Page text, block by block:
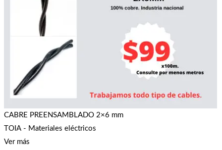
CABRE PREENSAMBLADO 2×6 mm
TOIA - Materiales eléctricos
Ver más